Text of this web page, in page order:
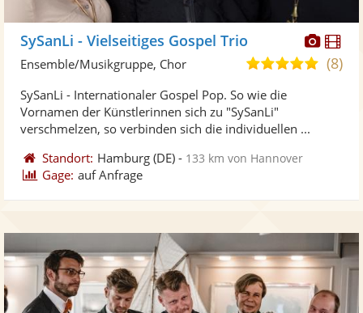
SySanLi - Vielseitiges Gospel Trio
5,0(8)
Ensemble/Musikgruppe, Chor
SySanLi - Internationaler Gospel Pop. So wie die
Vornamen der Künstlerinnen sich zu "SySanLi"
verschmelzen, so verbinden sich die individuellen ...
Standort: Hamburg (DE) - 133 km von Hannover
Gage: auf Anfrage